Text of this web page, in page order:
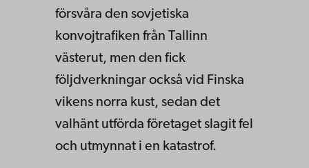
försvåra den sovjetiska
konvojtrafiken från Tallinn
västerut, men den fick
följdverkningar också vid Finska
vikens norra kust, sedan det
valhänt utförda företaget slagit fel
och utmynnat i en katastrof.